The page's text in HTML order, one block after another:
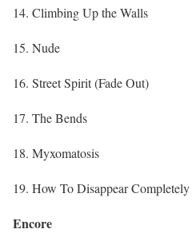
14. Climbing Up the Walls
15. Nude
16. Street Spirit (Fade Out)
17. The Bends
18. Myxomatosis
19. How To Disappear Completely
Encore